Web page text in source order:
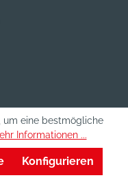
um eine bestmögliche
Informationen ...
Konfigurieren